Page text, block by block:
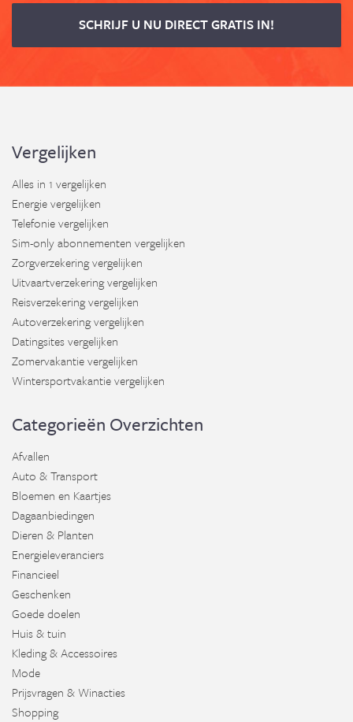
SCHRIJF U NU DIRECT GRATIS IN!
Vergelijken
Alles in 1 vergelijken
Energie vergelijken
Telefonie vergelijken
Sim-only abonnementen vergelijken
Zorgverzekering vergelijken
Uitvaartverzekering vergelijken
Reisverzekering vergelijken
Autoverzekering vergelijken
Datingsites vergelijken
Zomervakantie vergelijken
Wintersportvakantie vergelijken
Categorieën Overzichten
Afvallen
Auto & Transport
Bloemen en Kaartjes
Dagaanbiedingen
Dieren & Planten
Energieleveranciers
Financieel
Geschenken
Goede doelen
Huis & tuin
Kleding & Accessoires
Mode
Prijsvragen & Winacties
Shopping